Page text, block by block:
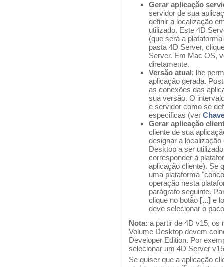
Gerar aplicação
servidor de sua
definir a localização
utilizado. Este 4D
(que será a
pasta 4D Server,
Server. Em Mac OS,
diretamente.
Versão atual: lhe
aplicação gerada.
as conexões das
sua versão. O
e servidor como se
especificas (ver
Gerar aplicação
cliente de sua
designar a
Desktop a ser
corresponder à
aplicação cliente). Se
uma plataforma
operação nesta
parágrafo seguinte.
clique no botão [...] e
deve selecionar o
Nota: a partir de 4D v15, os
Volume Desktop devem
Developer Edition. Por
selecionar um 4D Server
Se quiser que a aplicação